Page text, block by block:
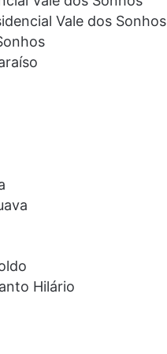
Vale dos Sonhos
Hilário